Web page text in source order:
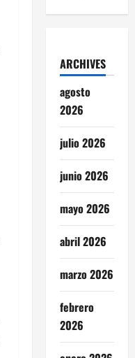
ARCHIVES
agosto
2026
julio 2026
junio 2026
mayo 2026
abril 2026
marzo 2026
febrero
2026